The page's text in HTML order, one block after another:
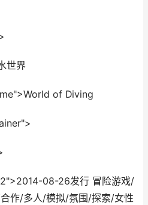
世界
of Diving
08-26发行 冒险游戏/
作/多人/模拟/氛围/探索/女性